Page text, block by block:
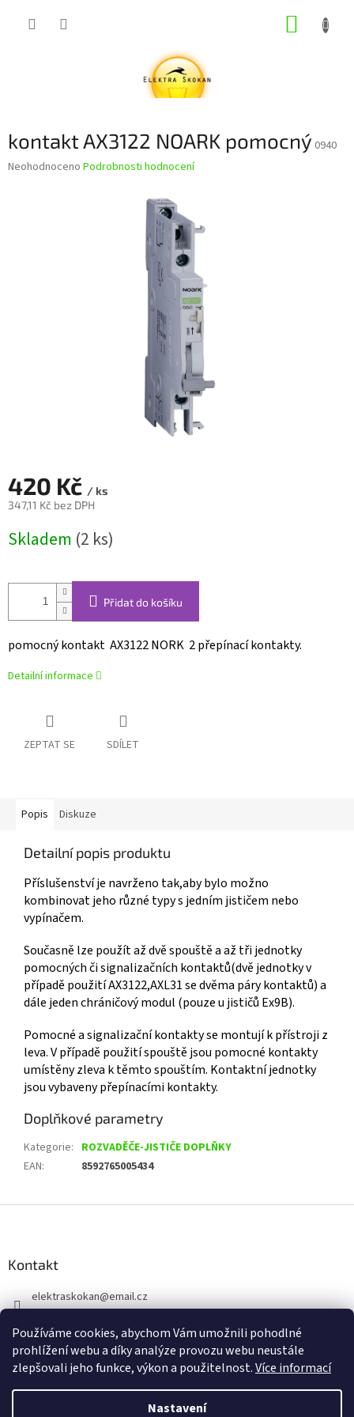
Používáme cookies, abychom Vám umožnili pohodlné
prohlížení webu a díky analýze provozu webu neustále
zlepšovali jeho funkce, výkon a použitelnost.Více informací
Nastavení
kontakt AX3122 NOARK pomocný 0940
Průměrné
Neohodnoceno Podrobnosti hodnocení
420 Kč / ks
347,11 Kč bez DPH
cena:
Skladem (2 ks)
Přidat do košíku
pomocný kontakt AX3122 NORK 2 přepínací kontakty.
Detailní informace
ZEPTAT SE SDÍLET
Popis Diskuze
Detailní popis produktu
Příslušenství je navrženo tak,aby bylo možno
kombinovat jeho různé typy s jedním jističem nebo
vypínačem.
Současně lze použít až dvě spouště a až tři jednotky
pomocných či signalizačních kontaktů(dvě jednotky v
případě použití AX3122,AXL31 se dvěma páry kontaktů) a
dále jeden chráničový modul (pouze u jističů Ex9B).
Pomocné a signalizační kontakty se montují k přístroji z
leva. V případě použití spouště jsou pomocné kontakty
umístěny zleva k těmto spouštím. Kontaktní jednotky
jsou vybaveny přepínacími kontakty.
Doplňkové parametry
Kategorie: ROZVADĚČE-JISTIČE DOPLŇKY
EAN: 8592765005434
Kontakt
elektraskokan@email.cz
+420 737 802 398
Vytvořil Shoptet